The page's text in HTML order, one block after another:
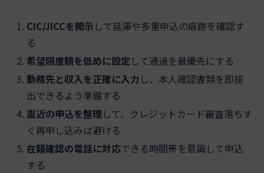
CIC/JICCを開示 して延滞や多重申込の痕跡を確認す
る
希望限度額を低めに設定 して通過を最優先にする
勤務先と収入を正確に入力 し、本人確認書類を即提
出できるよう準備する
直近の申込を整理して、クレジットカード審査落ちす
ぐ再申し込みは避ける
在籍確認の電話に対応できる時間帯を意識して申込
する